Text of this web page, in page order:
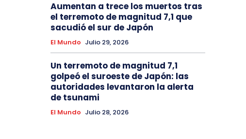
Aumentan a trece los muertos tras
el terremoto de magnitud 7,1 que
sacudió el sur de Japón
El Mundo Julio 29, 2026
Un terremoto de magnitud 7,1
golpeó el suroeste de Japón: las
autoridades levantaron la alerta
de tsunami
El Mundo Julio 28, 2026